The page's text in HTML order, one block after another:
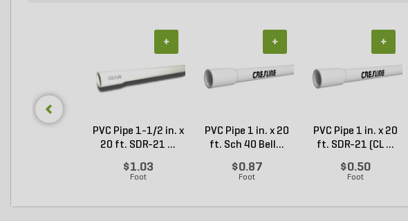
PVC Pipe 1-1/2 in. x
20 ft. SDR-21 ...
$1.03
Foot
+
PVC Pipe 1 in. x 20
ft. Sch 40 Bell...
$0.87
Foot
+
PVC Pipe 1 in. x 20
ft. SDR-21 (CL ...
$0.50
Foot
+